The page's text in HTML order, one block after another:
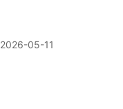
2026-05-11